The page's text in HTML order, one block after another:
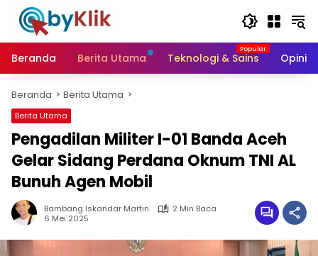
Langsung
konten
Beranda
Berita Utama Teknologi & Sains Opini
Beranda Berita Utama
Berita Utama
Pengadilan Militer I-01 Banda Aceh
Gelar Sidang Perdana Oknum TNI AL
Bunuh Agen Mobil
Bambang Iskandar Martin
2 Min Baca
6 Mei 2025